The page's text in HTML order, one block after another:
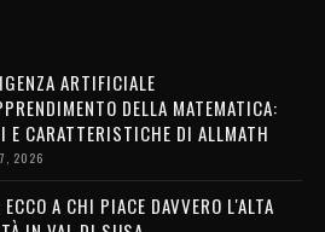
ARTIFICIALE
DELLA MATEMATICA:
E CARATTERISTICHE DI ALLMATH
2026
A CHI PIACE DAVVERO L'ALTA